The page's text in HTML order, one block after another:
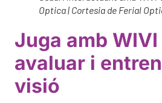
Optica | Cortesia de Ferial
Juga amb
avaluar i
visió